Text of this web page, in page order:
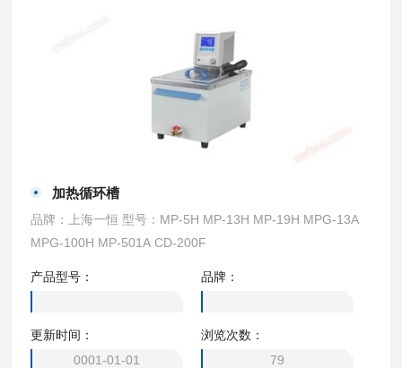
加热循环槽
品牌：上海一恒 型号：MP-5H MP-13H MP-19H MPG-13A
MPG-100H MP-501A CD-200F
产品型号： 品牌：
更新时间：
0001-01-01
浏览次数：
79